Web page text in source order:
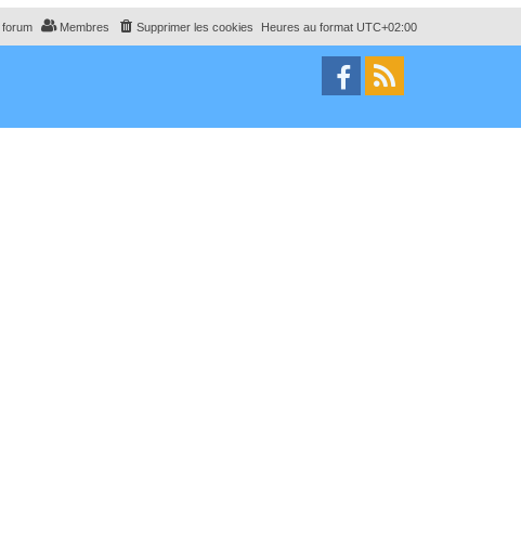
Heures au format UTC+02:00
Supprimer les cookies
Membres
forum